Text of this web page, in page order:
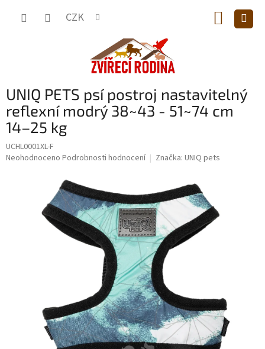
CZK
KOŠÍK
UNIQ PETS psí postroj nastavitelný
reflexní modrý 38~43 - 51~74 cm
14–25 kg
UCHL0001XL-F
Průměrné
Neohodnoceno Podrobnosti hodnocení Značka: UNIQ pets